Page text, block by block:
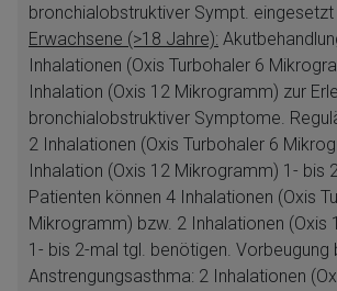
bronchialobstruktiver Sympt. eingesetzt
Erwachsene (>18 Jahre):
Inhalationen (Oxis Turbohaler 6
Inhalation (Oxis 12 Mikrogramm) zur
bronchialobstruktiver Symptome.
2 Inhalationen (Oxis Turbohaler 6
Inhalation (Oxis 12 Mikrogramm) 1- bis
Patienten können 4 Inhalationen (Oxis
Mikrogramm) bzw. 2 Inhalationen (Oxis
1- bis 2-mal tgl. benötigen. Vorbeugung
Anstrengungsasthma: 2 Inhalationen